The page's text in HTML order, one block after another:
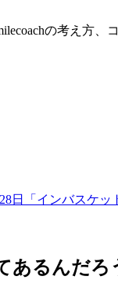
の考え方
日「インバスケ
あるんだろ